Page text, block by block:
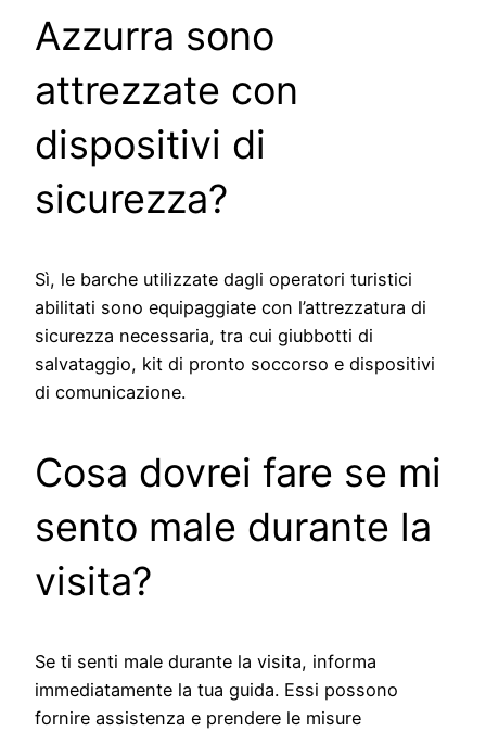
Azzurra sono
attrezzate con
dispositivi di
sicurezza?
Sì, le barche utilizzate dagli operatori turistici
abilitati sono equipaggiate con l’attrezzatura di
sicurezza necessaria, tra cui giubbotti di
salvataggio, kit di pronto soccorso e dispositivi
di comunicazione.
Cosa dovrei fare se mi
sento male durante la
visita?
Se ti senti male durante la visita, informa
immediatamente la tua guida. Essi possono
fornire assistenza e prendere le misure